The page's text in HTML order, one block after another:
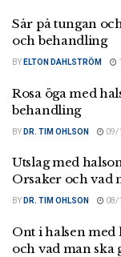
Sår på tungan
och behandling
BY ELTON DAHLSTRÖM
Rosa öga med
behandling
BY DR. TIM OHLSON 09/
Utslag med
Orsaker och vad
BY DR. TIM OHLSON 08/
Ont i halsen med
och vad man ska